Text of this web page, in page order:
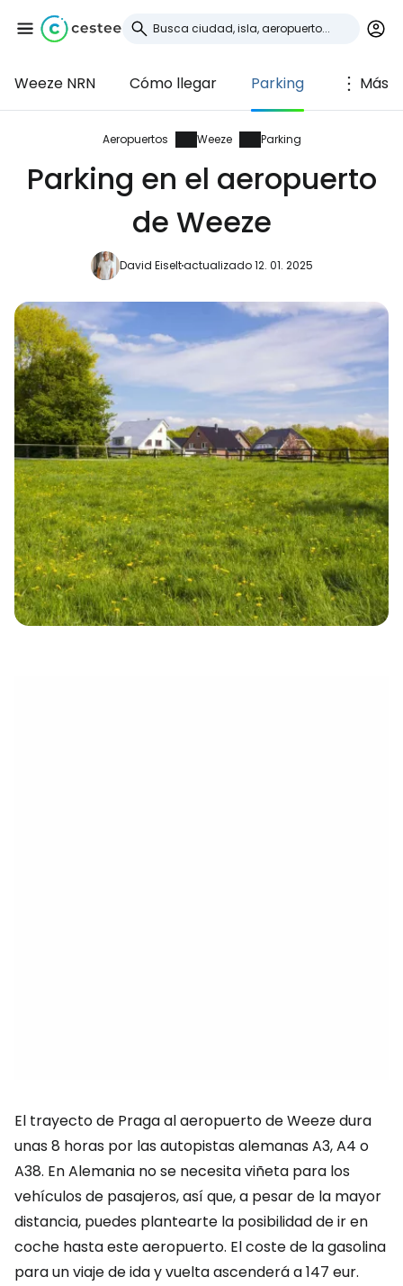
Weeze NRN Cómo llegar Parking Más
Aeropuertos Weeze Parking
Parking en el aeropuerto
de Weeze
David Eiseltactualizado 12. 01. 2025
El trayecto de Praga al aeropuerto de Weeze dura
unas 8 horas por las autopistas alemanas A3, A4 o
A38. En Alemania no se necesita viñeta para los
vehículos de pasajeros, así que, a pesar de la mayor
distancia, puedes plantearte la posibilidad de ir en
coche hasta este aeropuerto. El coste de la gasolina
para un viaje de ida y vuelta ascenderá a 147 eur.
Iniciar sesión en
Cestee
... la comunidad mundial de viajeros
Continuar con Facebook
Continuar con Email